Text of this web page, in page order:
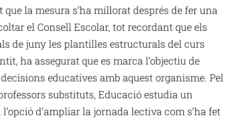
que la mesura s’ha millorat després de fer una
el Consell Escolar, tot recordant que els
de juny les plantilles estructurals del curs
ha assegurat que es marca l’objectiu de
educatives amb aquest organisme. Pel
substituts, Educació estudia un
d’ampliar la jornada lectiva com s’ha fet